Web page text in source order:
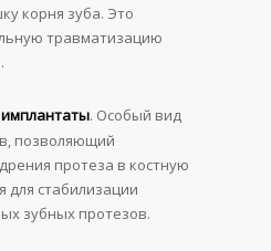
корня зуба. Это
травматизацию
. Особый вид
позволяющий
протеза в костную
для стабилизации
зубных протезов.